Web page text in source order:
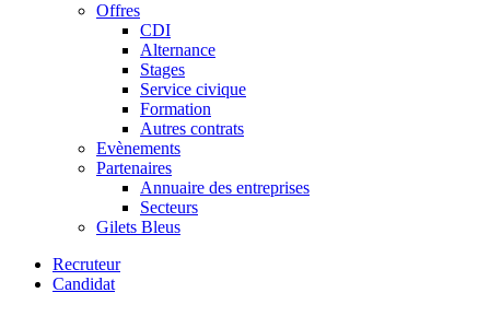
Offres
CDI
Alternance
Stages
Service civique
Formation
Autres contrats
Evènements
Partenaires
Annuaire des entreprises
Secteurs
Gilets Bleus
Recruteur
Candidat